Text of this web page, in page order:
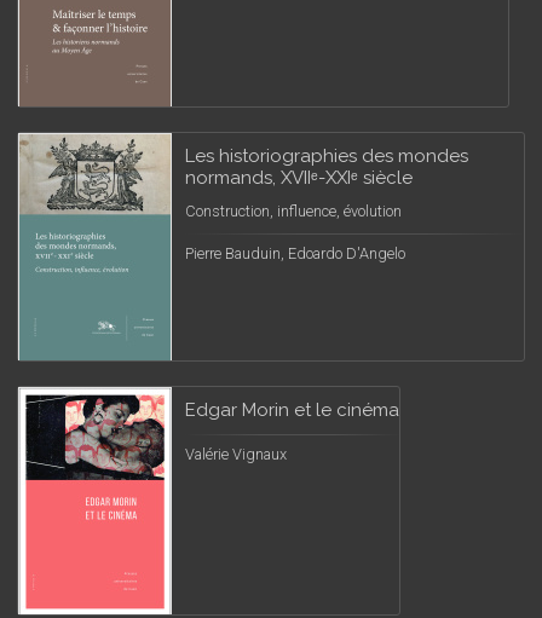
Les historiographies des mondes
normands, XVIIᵉ-XXIᵉ siècle
Construction, influence, évolution
Pierre Bauduin, Edoardo D'Angelo
Edgar Morin et le cinéma
Valérie Vignaux